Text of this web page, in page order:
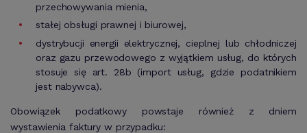
przechowywania mienia,
stałej obsługi prawnej i biurowej,
dystrybucji energii elektrycznej, cieplnej lub chłodniczej
oraz gazu przewodowego z wyjątkiem usług, do których
stosuje się art. 28b (import usług, gdzie podatnikiem
jest nabywca).
Obowiązek podatkowy powstaje również z dniem
wystawienia faktury w przypadku: